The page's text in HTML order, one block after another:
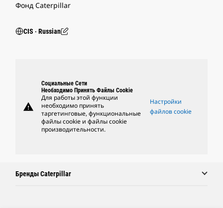
Фонд Caterpillar
CIS ‧ Russian
warning
Социальные Сети
Необходимо Принять Файлы Cookie
Для работы этой функции
необходимо принять
таргетинговые, функциональные
файлы cookie и файлы cookie
производительности.
Настройки
файлов cookie
Бренды Caterpillar